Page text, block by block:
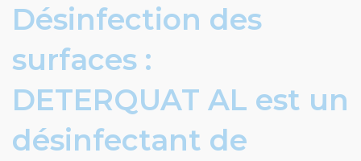
Désinfection des
surfaces :
DETERQUAT AL est un
désinfectant de